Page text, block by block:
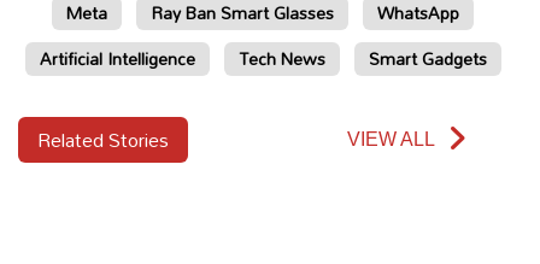
Meta Ray Ban Smart Glasses
WhatsApp
Artificial Intelligence
Tech News Smart Gadgets
Related Stories VIEW ALL